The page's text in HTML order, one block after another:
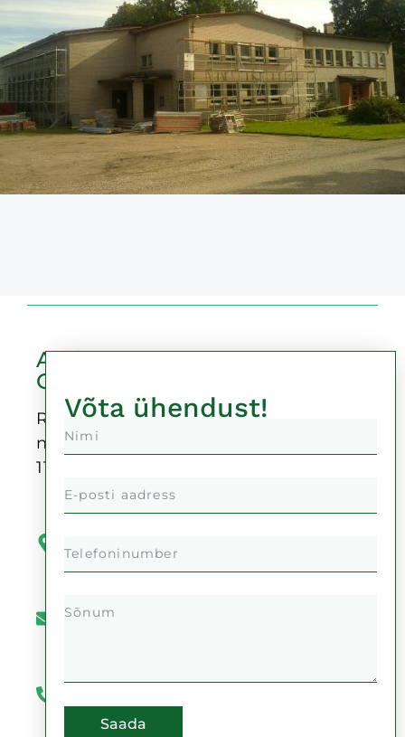
Auricu
OÜ
Reg-
nr:
11378999
Kaupmehe
50104
Tartu
info@auricu.ee
51
992
Võta ühendust!
Saada